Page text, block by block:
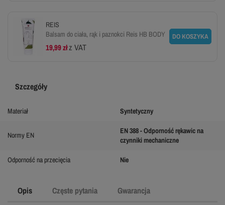
REIS
Balsam do ciała, rąk i paznokci Reis HB BODY
19,99 złz VAT
DO KOSZYKA
Opis Częste pytania Gwarancja
Szczegóły
Materiał Syntetyczny
Normy EN
EN 388 - Odporność rękawic na
czynniki mechaniczne
Odporność na przecięcia Nie